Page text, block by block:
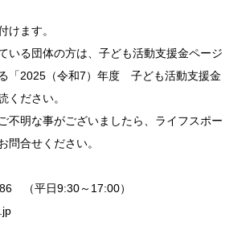
けます。
いる団体の方は、子ども活動支援金ページ
「2025（令和7）年度 子ども活動支援金
ください。
不明な事がございましたら、ライフスポー
問合せください。
（平日9:30～17:00）